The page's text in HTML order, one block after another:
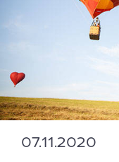
07.11.2020